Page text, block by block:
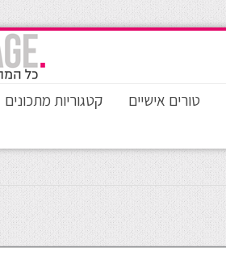
טורים אישיים קטגוריות מתכונים